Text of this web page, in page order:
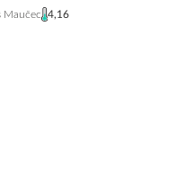
Maučec 4,16